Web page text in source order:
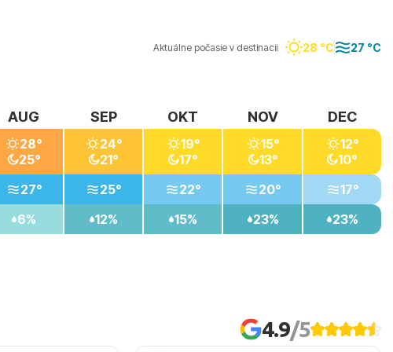
Aktuálne počasie v destinacii 28 °C 27 °C
AUG
28°
25°
27°
6%
SEP
24°
21°
25°
12%
OKT
19°
17°
22°
15%
NOV
15°
13°
20°
23%
DEC
12°
10°
17°
23%
4.9/5